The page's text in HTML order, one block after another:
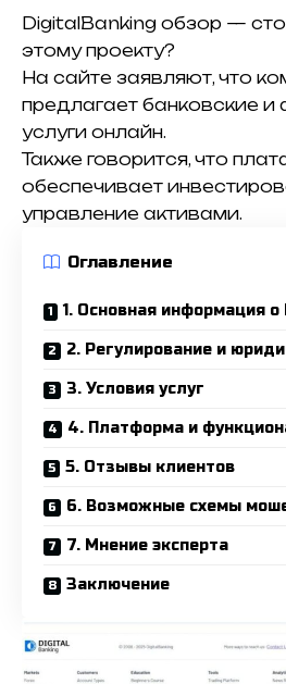
DigitalBanking обзор —
этому проекту?
На сайте заявляют, что
предлагает банковские
услуги онлайн.
Также говорится, что
обеспечивает
управление активами.
Оглавление
1. Основная информация
2. Регулирование и
3. Условия услуг
4. Платформа и
5. Отзывы клиентов
6. Возможные схемы
7. Мнение эксперта
Заключение